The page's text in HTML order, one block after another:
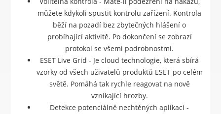
můžete kdykoli spustit kontrolu zařízení. Kontrola
běží na pozadí bez zbytečných hlášení o
probíhající aktivitě. Po dokončení se zobrazí
protokol se všemi podrobnostmi.
ESET Live Grid - Je cloud technologie, která sbírá
vzorky od všech uživatelů produktů ESET po celém
světě. Pomáhá tak rychle reagovat na nově
vznikající hrozby.
Detekce potenciálně nechtěných aplikací -